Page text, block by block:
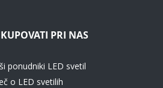
PRI NAS
ponudniki LED svetil
o LED svetilih